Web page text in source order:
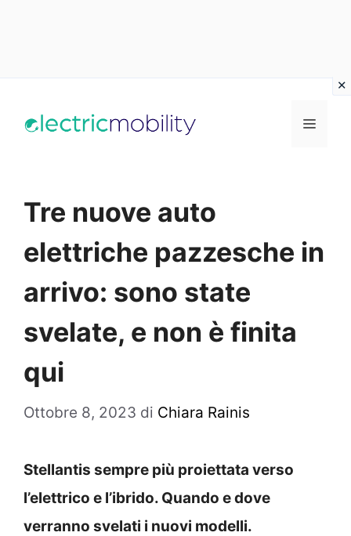
Menu
Tre nuove auto
elettriche pazzesche in
arrivo: sono state
svelate, e non è finita
qui
Ottobre 8, 2023 di Chiara Rainis
Stellantis sempre più proiettata verso
l’elettrico e l’ibrido. Quando e dove
verranno svelati i nuovi modelli.